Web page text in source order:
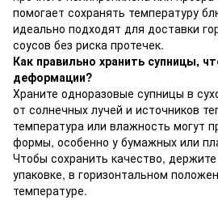
помогает сохранять температуру
идеально подходят для доставки
соусов без риска протечек.
Как правильно хранить супницы,
деформации?
Храните одноразовые супницы в
от солнечных лучей и источников
температура или влажность могут
формы, особенно у бумажных или
Чтобы сохранить качество,
упаковке, в горизонтальном
температуре.